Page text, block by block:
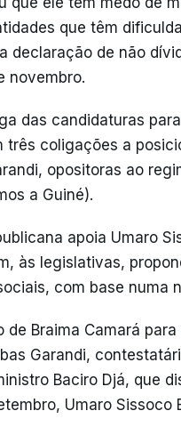
que têm
declaração de não
novembro.
das candidaturas
três coligações a
opositoras ao
a Guiné).
apoia Umaro
às legislativas,
com base numa
de Braima Camará
Garandi,
Baciro Djá, que
Umaro Sissoco